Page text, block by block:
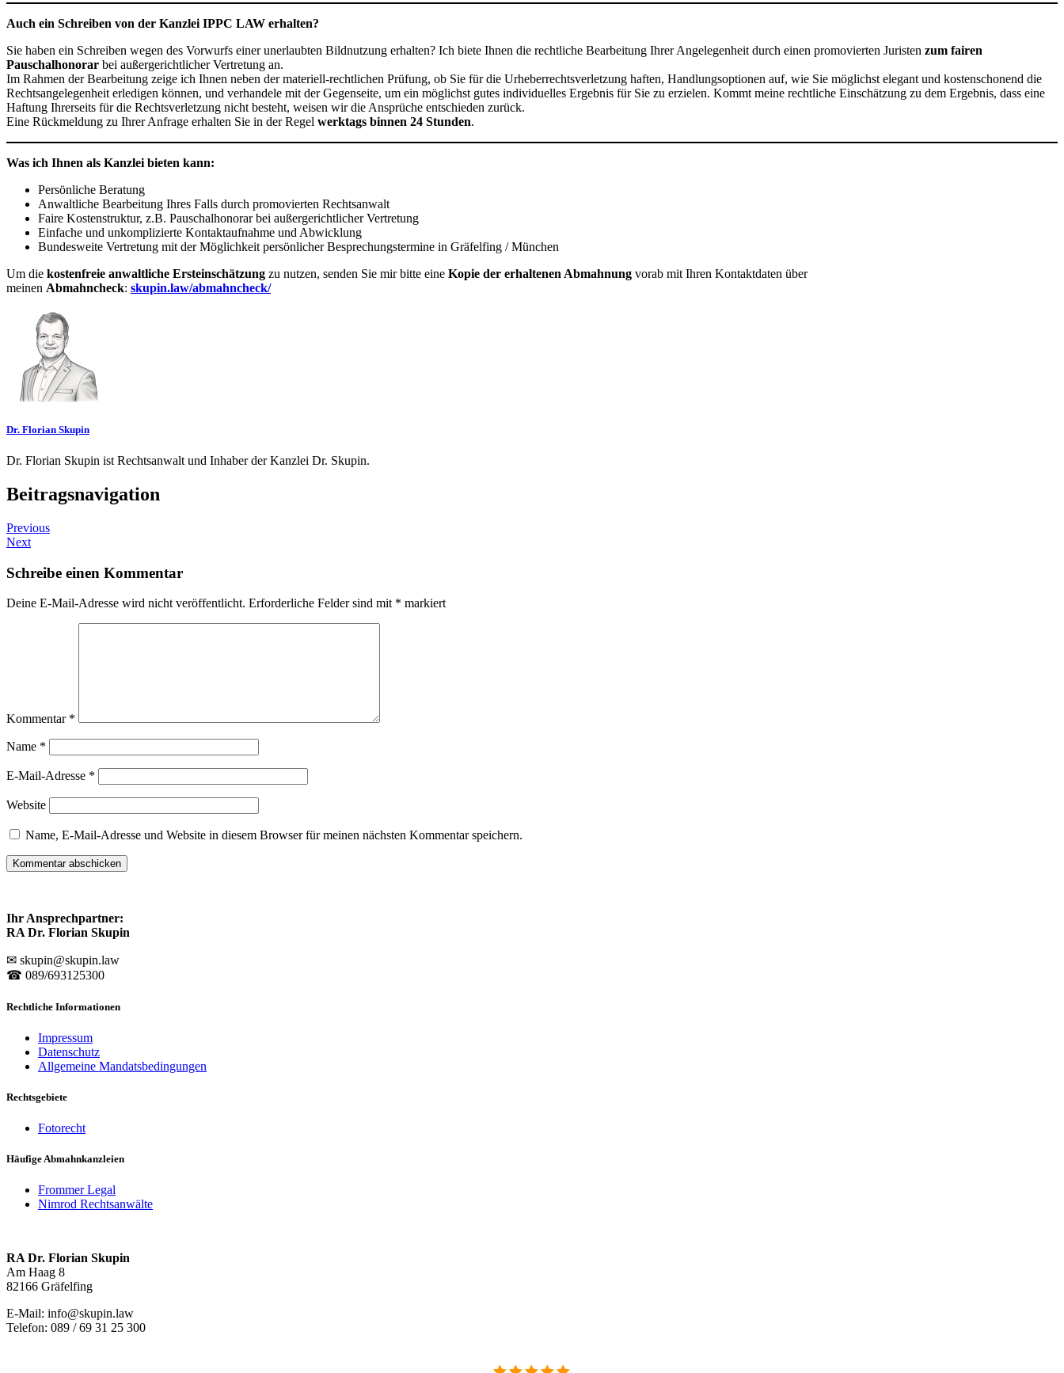
Auch ein Schreiben von der Kanzlei IPPC LAW erhalten?
Sie haben ein Schreiben wegen des Vorwurfs einer unerlaubten Bildnutzung erhalten? Ich biete Ihnen die rechtliche Bearbeitung Ihrer Angelegenheit durch einen promovierten Juristen zum fairen
Pauschalhonorar bei außergerichtlicher Vertretung an.
Im Rahmen der Bearbeitung zeige ich Ihnen neben der materiell-rechtlichen Prüfung, ob Sie für die Urheberrechtsverletzung haften, Handlungsoptionen auf, wie Sie möglichst elegant und kostenschonend die
Rechtsangelegenheit erledigen können, und verhandele mit der Gegenseite, um ein möglichst gutes individuelles Ergebnis für Sie zu erzielen. Kommt meine rechtliche Einschätzung zu dem Ergebnis, dass eine
Haftung Ihrerseits für die Rechtsverletzung nicht besteht, weisen wir die Ansprüche entschieden zurück.
Eine Rückmeldung zu Ihrer Anfrage erhalten Sie in der Regel werktags binnen 24 Stunden.
Was ich Ihnen als Kanzlei bieten kann:
Persönliche Beratung
Anwaltliche Bearbeitung Ihres Falls durch promovierten Rechtsanwalt
Faire Kostenstruktur, z.B. Pauschalhonorar bei außergerichtlicher Vertretung
Einfache und unkomplizierte Kontaktaufnahme und Abwicklung
Bundesweite Vertretung mit der Möglichkeit persönlicher Besprechungstermine in Gräfelfing / München
Um die kostenfreie anwaltliche Ersteinschätzung zu nutzen, senden Sie mir bitte eine Kopie der erhaltenen Abmahnung vorab mit Ihren Kontaktdaten über
meinen Abmahncheck: skupin.law/abmahncheck/
Dr. Florian Skupin
Dr. Florian Skupin ist Rechtsanwalt und Inhaber der Kanzlei Dr. Skupin.
Beitragsnavigation
Previous
Next
Schreibe einen Kommentar
Deine E-Mail-Adresse wird nicht veröffentlicht. Erforderliche Felder sind mit * markiert
Kommentar *
Name *
E-Mail-Adresse *
Website
Name, E-Mail-Adresse und Website in diesem Browser für meinen nächsten Kommentar speichern.
Ihr Ansprechpartner:
RA Dr. Florian Skupin
✉ skupin@skupin.law
☎ 089/693125300
Rechtliche Informationen
Impressum
Datenschutz
Allgemeine Mandatsbedingungen
Rechtsgebiete
Fotorecht
Häufige Abmahnkanzleien
Frommer Legal
Nimrod Rechtsanwälte
RA Dr. Florian Skupin
Am Haag 8
82166 Gräfelfing
E-Mail: info@skupin.law
Telefon: 089 / 69 31 25 300